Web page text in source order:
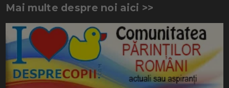
Mai multe despre noi aici >>